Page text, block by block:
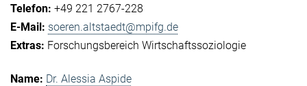
+49 221 2767-228
soeren.altstaedt@mpifg.de
Forschungsbereich Wirtschaftssoziologie
Dr. Alessia Aspide